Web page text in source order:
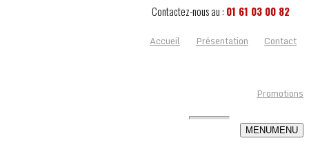
Contactez-nous au : 01 61 03 00 82
Accueil
Présentation Contact
Promotions
MENUMENU